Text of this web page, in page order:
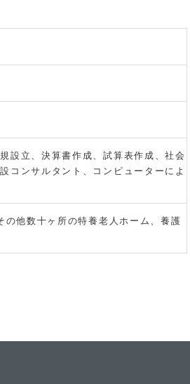
設立、決算書作成、試算表作成、社会
コンサルタント、コンピューターによ
他数十ヶ所の特養老人ホーム、養護